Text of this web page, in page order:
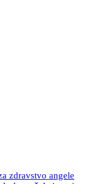
zdravstvo angele